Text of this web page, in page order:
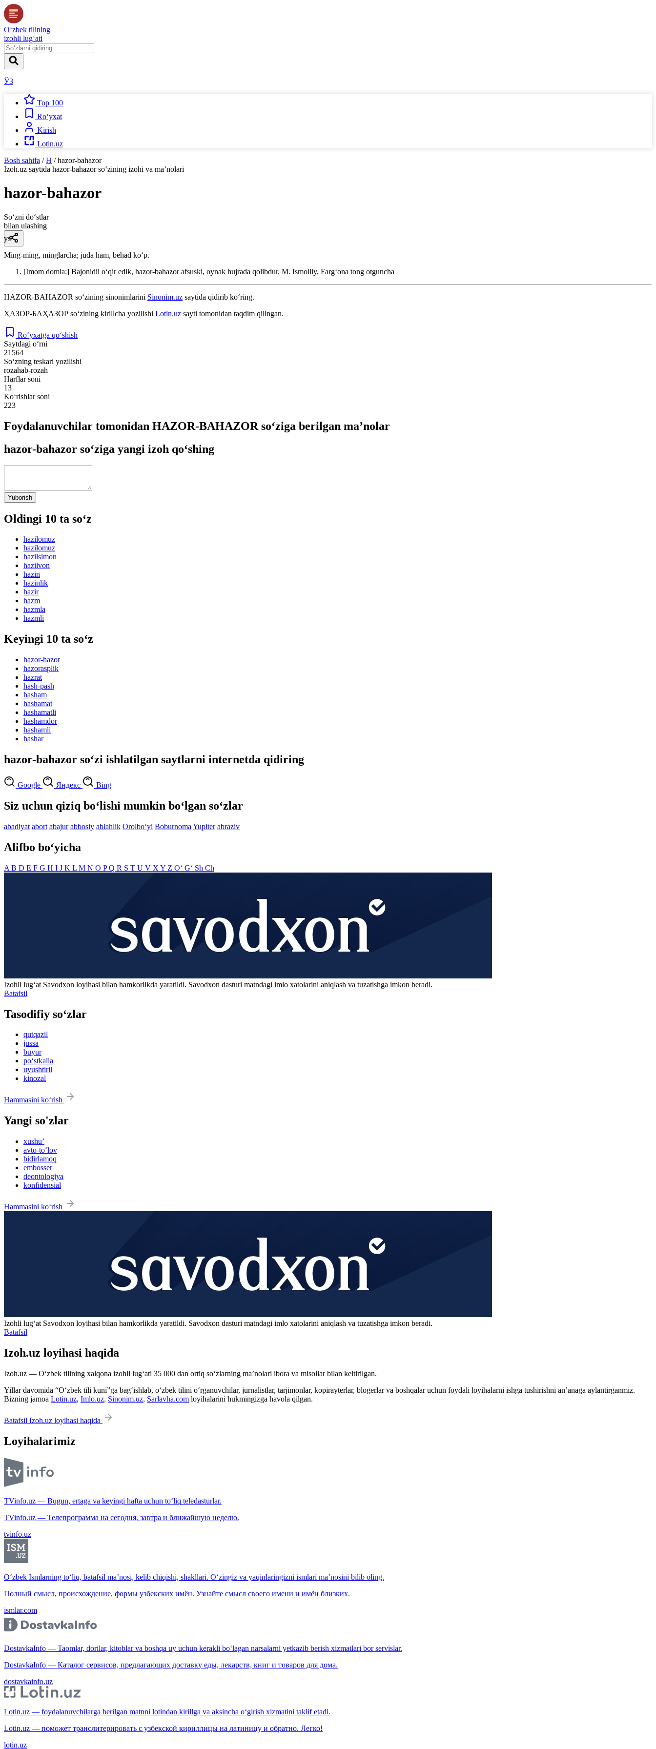
O‘zbek tilining
izohli lug‘ati
ЎЗ
Top 100
Ro‘yxat
Kirish
Lotin.uz
Bosh sahifa / H / hazor-bahazor
Izoh.uz saytida hazor-bahazorso‘zining izohi va ma’nolari
hazor-bahazor
So‘zni do‘stlar
bilan ulashing
ys
Ming-ming, minglarcha; juda ham, behad koʻp.
[Imom domla:] Bajonidil oʻqir edik, hazor-bahazor afsuski, oynak hujrada qolibdur. M. Ismoiliy, Fargʻona tong otguncha
HAZOR-BAHAZOR so‘zining sinonimlarini Sinonim.uz saytida qidirib ko‘ring.
ҲАЗОР-БАҲАЗОР so‘zining kirillcha yozilishi Lotin.uz sayti tomonidan taqdim qilingan.
Ro‘yxatga qo‘shish
Saytdagi o‘rni
21564
So‘zning teskari yozilishi
rozahab-rozah
Harflar soni
13
Ko‘rishlar soni
223
Foydalanuvchilar tomonidan HAZOR-BAHAZOR so‘ziga berilgan ma’nolar
hazor-bahazor so‘ziga yangi izoh qo‘shing
Yuborish
Oldingi 10 ta so‘z
hazilomuz
hazilomuz
hazilsimon
hazilvon
hazin
hazinlik
hazir
hazm
hazmla
hazmli
Keyingi 10 ta so‘z
hazor-hazor
hazorasplik
hazrat
hash-pash
hasham
hashamat
hashamatli
hashamdor
hashamli
hashar
hazor-bahazor so‘zi ishlatilgan saytlarni internetda qidiring
Google Яндекс Bing
Siz uchun qiziq bo‘lishi mumkin bo‘lgan so‘zlar
abadiyat abort abajur abbosiy ablahlik Orolbo‘yi Boburnoma Yupiter abraziv
Alifbo bo‘yicha
A B D E F G H I J K L M N O PQ R S T U V X Y Z O‘ G‘ Sh Ch
Izohli lugʻat Savodxon loyihasi bilan hamkorlikda yaratildi. Savodxon dasturi matndagi imlo xatolarini aniqlash va tuzatishga imkon beradi.
Batafsil
Tasodifiy so‘zlar
qutqazil
jussa
buyur
po‘stkalla
uyushtiril
kinozal
Hammasini ko‘rish
Yangi so'zlar
xushu’
avto-to‘lov
bidirlamoq
embosser
deontologiya
konfidensial
Hammasini ko‘rish
Izohli lugʻat Savodxon loyihasi bilan hamkorlikda yaratildi. Savodxon dasturi matndagi imlo xatolarini aniqlash va tuzatishga imkon beradi.
Batafsil
Izoh.uz loyihasi haqida
Izoh.uz — O‘zbek tilining xalqona izohli lug‘ati 35 000 dan ortiq so‘zlarning ma’nolari ibora va misollar bilan keltirilgan.
Yillar davomida “O‘zbek tili kuni”ga bag‘ishlab, o‘zbek tilini o‘rganuvchilar, jurnalistlar, tarjimonlar, kopirayterlar, blogerlar va boshqalar uchun foydali loyihalarni ishga tushirishni an’anaga aylantirganmiz.
Bizning jamoa Lotin.uz, Imlo.uz, Sinonim.uz, Sarlavha.com loyihalarini hukmingizga havola qilgan.
Batafsil Izoh.uz loyihasi haqida
Loyihalarimiz
TVinfo.uz — Bugun, ertaga va keyingi hafta uchun to‘liq teledasturlar.
TVinfo.uz — Телепрограмма на сегодня, завтра и ближайшую неделю.
tvinfo.uz
O‘zbek Ismlarning to‘liq, batafsil ma’nosi, kelib chiqishi, shakllari. O‘zingiz va yaqinlaringizni ismlari ma’nosini bilib oling.
Полный смысл, происхождение, формы узбекских имён. Узнайте смысл своего имени и имён близких.
ismlar.com
DostavkaInfo — Taomlar, dorilar, kitoblar va boshqa uy uchun kerakli bo‘lagan narsalarni yetkazib berish xizmatlari bor servislar.
DostavkaInfo — Каталог сервисов, предлагающих доставку еды, лекарств, книг и товаров для дома.
dostavkainfo.uz
Lotin.uz — foydalanuvchilarga berilgan matnni lotindan kirillga va aksincha o‘girish xizmatini taklif etadi.
Lotin.uz — поможет транслитерировать с узбекской кириллицы на латиницу и обратно. Легко!
lotin.uz